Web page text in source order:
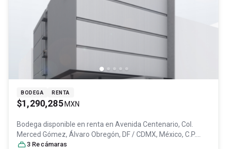
BODEGA RENTA
$1,290,285 MXN
Bodega disponible en renta en Avenida Centenario, Col.
Merced Gómez, Álvaro Obregón, DF / CDMX, México, C.P.
01600, ID:31533547
3 Recámaras